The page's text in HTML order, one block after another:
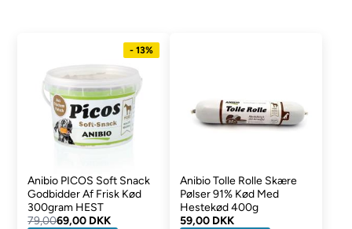
- 13%
Anibio PICOS Soft Snack
Godbidder Af Frisk Kød
300gram HEST
79,0069,00 DKK
Anibio Tolle Rolle Skære
Pølser 91% Kød Med
Hestekød 400g
59,00 DKK